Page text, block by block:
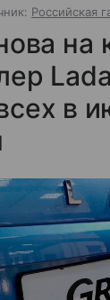
Российская
на
в